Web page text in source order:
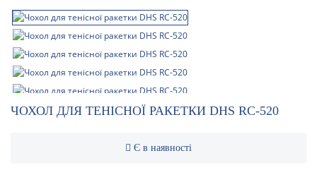
ЧОХОЛ ДЛЯ ТЕНІСНОЇ РАКЕТКИ DHS RC-520
Є в наявності